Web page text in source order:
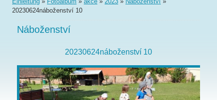
20230624náboženství 10
Náboženství
20230624náboženství 10